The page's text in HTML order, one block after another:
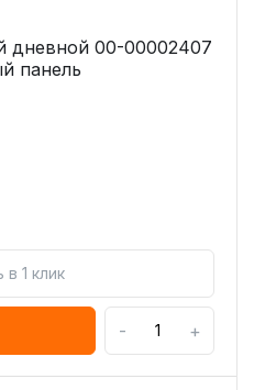
дневной 00-00002407
панель
в 1 клик
- +